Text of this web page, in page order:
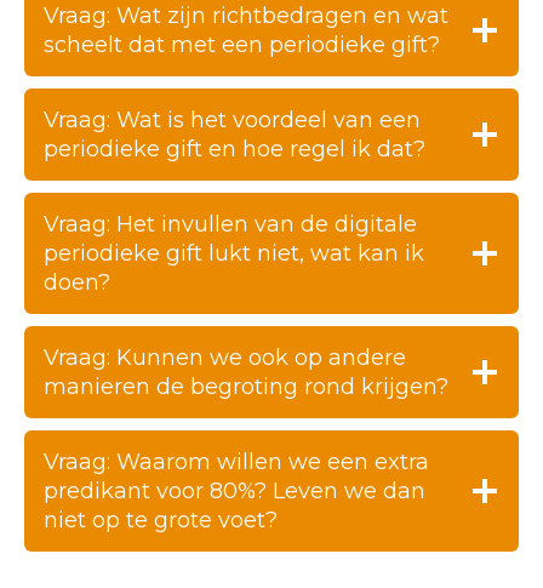
Vraag: Wat zijn richtbedragen en wat
scheelt dat met een periodieke gift?
Vraag: Wat is het voordeel van een
periodieke gift en hoe regel ik dat?
Vraag: Het invullen van de digitale
periodieke gift lukt niet, wat kan ik
doen?
Vraag: Kunnen we ook op andere
manieren de begroting rond krijgen?
Vraag: Waarom willen we een extra
predikant voor 80%? Leven we dan
niet op te grote voet?